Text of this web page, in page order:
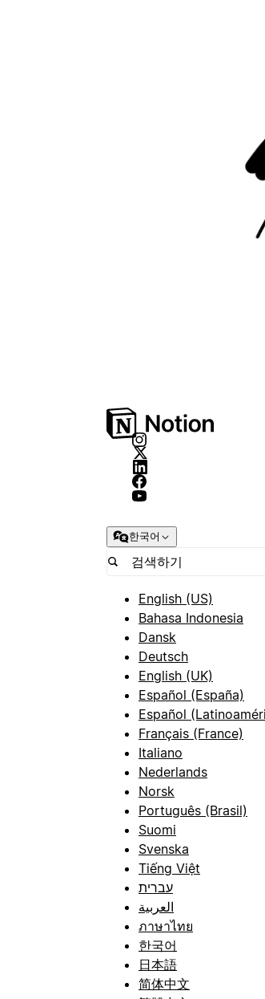
한국어
English (US)
Bahasa Indonesia
Dansk
Deutsch
English (UK)
Español (España)
Español
Français (France)
Italiano
Nederlands
Norsk
Português (Brasil)
Suomi
Svenska
Tiếng Việt
עברית
العربية
ภาษาไทย
한국어
日本語
简体中文